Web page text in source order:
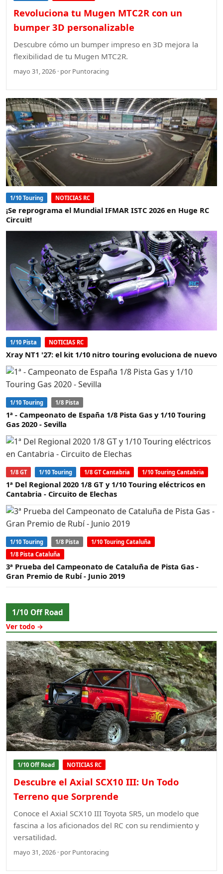
Revoluciona tu Mugen MTC2R con un
bumper 3D personalizable
Descubre cómo un bumper impreso en 3D mejora la
flexibilidad de tu Mugen MTC2R.
mayo 31, 2026 · por Puntoracing
1/10 Touring NOTICIAS RC
¡Se reprograma el Mundial IFMAR ISTC 2026 en Huge RC
Circuit!
1/10 Pista NOTICIAS RC
Xray NT1 '27: el kit 1/10 nitro touring evoluciona de nuevo
1/10 Touring 1/8 Pista
1ª - Campeonato de España 1/8 Pista Gas y 1/10 Touring
Gas 2020 - Sevilla
1/8 GT 1/10 Touring 1/8 GT Cantabria 1/10 Touring Cantabria
1ª Del Regional 2020 1/8 GT y 1/10 Touring eléctricos en
Cantabria - Circuito de Elechas
1/10 Touring 1/8 Pista
1/10 Touring Cataluña
1/8 Pista Cataluña
3ª Prueba del Campeonato de Cataluña de Pista Gas -
Gran Premio de Rubí - Junio 2019
1/10 Off Road
Ver todo →
1/10 Off Road NOTICIAS RC
Descubre el Axial SCX10 III: Un Todo
Terreno que Sorprende
Conoce el Axial SCX10 III Toyota SR5, un modelo que
fascina a los aficionados del RC con su rendimiento y
versatilidad.
mayo 31, 2026 · por Puntoracing